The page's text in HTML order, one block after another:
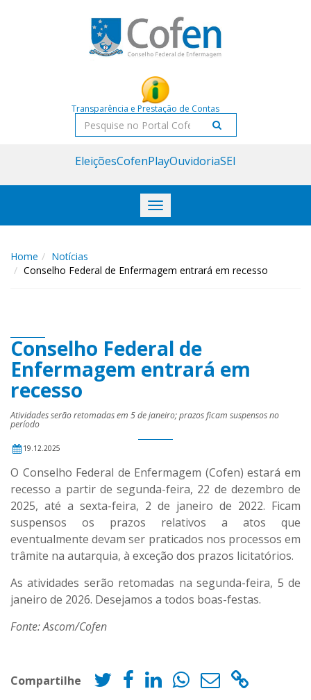
Transparência e Prestação de Contas
Pesquisar
EleiçõesCofenPlayOuvidoriaSEI
Toggle
navigation
Home
Notícias
Conselho Federal de Enfermagem entrará em recesso
Conselho Federal de
Enfermagem entrará em
recesso
Atividades serão retomadas em 5 de janeiro; prazos ficam suspensos no
período
19.12.2025
O Conselho Federal de Enfermagem (Cofen) estará em
recesso a partir de segunda-feira, 22 de dezembro de
2025, até a sexta-feira, 2 de janeiro de 2022. Ficam
suspensos os prazos relativos a atos que
eventualmente devam ser praticados nos processos em
trâmite na autarquia, à exceção dos prazos licitatórios.
As atividades serão retomadas na segunda-feira, 5 de
janeiro de 2026. Desejamos a todos boas-festas.
Fonte: Ascom/Cofen
Compartilhe